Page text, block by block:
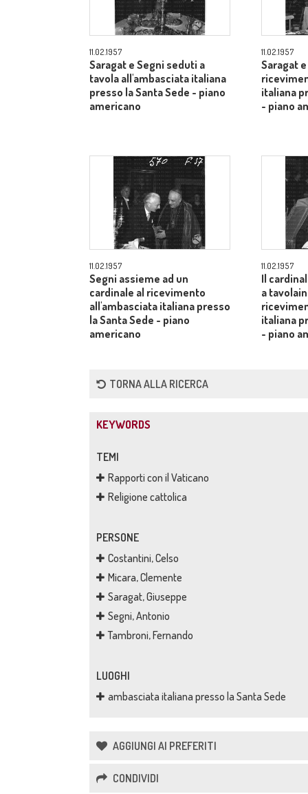
11.02.1957
Saragat e Segni seduti a
tavola all'ambasciata italiana
presso la Santa Sede - piano
americano
11.02.1957
Saragat
italiana
- piano
11.02.1957
Segni assieme ad un
cardinale al ricevimento
all'ambasciata italiana presso
la Santa Sede - piano
americano
11.02.1957
Il
a
italiana
- piano
TORNA ALLA RICERCA
KEYWORDS
TEMI
Rapporti con il Vaticano
Religione cattolica
PERSONE
Costantini, Celso
Micara, Clemente
Saragat, Giuseppe
Segni, Antonio
Tambroni, Fernando
LUOGHI
ambasciata italiana presso la Santa Sede
AGGIUNGI AI PREFERITI
CONDIVIDI